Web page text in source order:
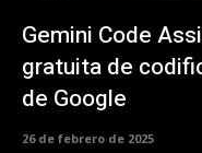
Gemini Code
gratuita de
de Google
26 de febrero de 2025